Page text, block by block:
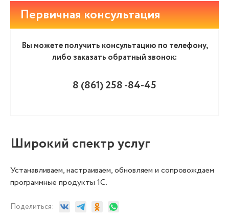
Первичная консультация
Вы можете получить консультацию по телефону,
либо заказать обратный звонок:
8 (861)258 -84-45
Широкий спектр услуг
Устанавливаем, настраиваем, обновляем и сопровождаем
программные продукты 1С.
Поделиться: